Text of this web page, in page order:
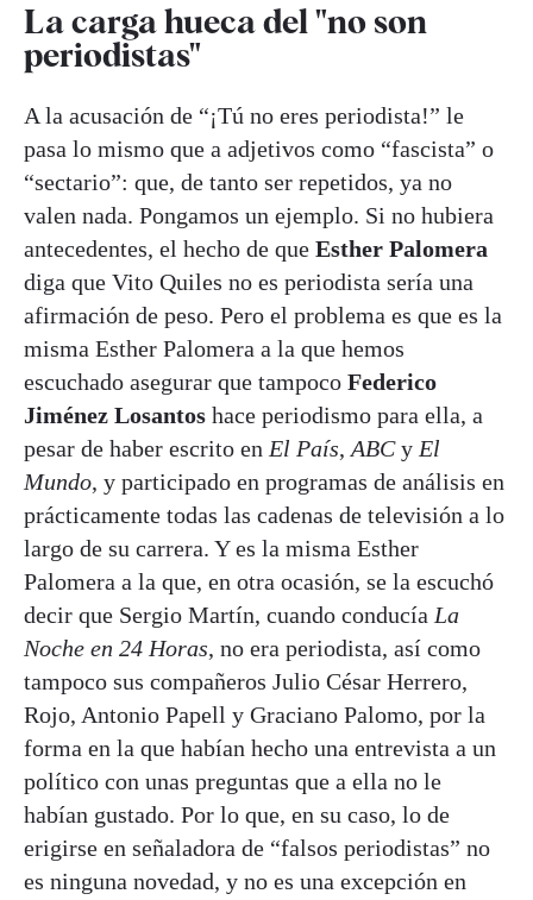
La carga hueca del "no son
periodistas"
A la acusación de “¡Tú no eres periodista!” le
pasa lo mismo que a adjetivos como “fascista” o
“sectario”: que, de tanto ser repetidos, ya no
valen nada. Pongamos un ejemplo. Si no hubiera
antecedentes, el hecho de que Esther Palomera
diga que Vito Quiles no es periodista sería una
afirmación de peso. Pero el problema es que es la
misma Esther Palomera a la que hemos
escuchado asegurar que tampoco Federico
Jiménez Losantos hace periodismo para ella, a
pesar de haber escrito en El País, ABCy El
Mundo, y participado en programas de análisis en
prácticamente todas las cadenas de televisión a lo
largo de su carrera. Y es la misma Esther
Palomera a la que, en otra ocasión, se la escuchó
decir que Sergio Martín, cuando conducía La
Noche en 24 Horas, no era periodista, así como
tampoco sus compañeros Julio César Herrero,
Rojo, Antonio Papell y Graciano Palomo, por la
forma en la que habían hecho una entrevista a un
político con unas preguntas que a ella no le
habían gustado. Por lo que, en su caso, lo de
erigirse en señaladora de “falsos periodistas” no
es ninguna novedad, y no es una excepción en